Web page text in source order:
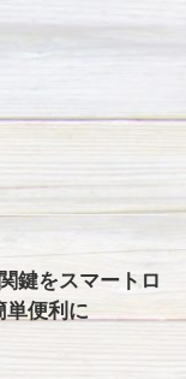
鍵をスマートロ
単便利に